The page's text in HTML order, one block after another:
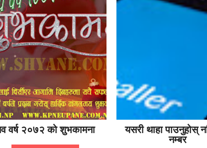
वर्ष २०७२ को शुभकामना
यसरी थाहा पाउनुहोस्
नम्बर